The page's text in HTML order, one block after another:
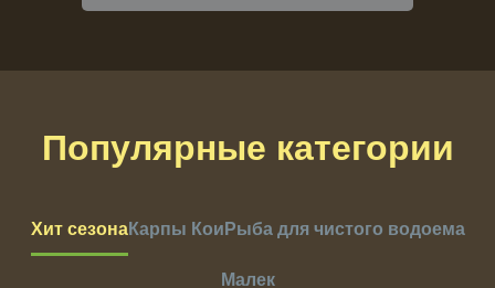
Популярные категории
Хит сезонаКарпы КоиРыба для чистого водоема
Малек